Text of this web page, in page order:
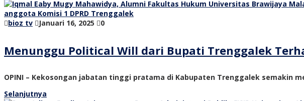
bioz tv Januari 16, 2025 0
Menunggu Political Will dari Bupati Trenggalek
OPINI – Kekosongan jabatan tinggi pratama di Kabupaten Trenggalek semakin
Selanjutnya